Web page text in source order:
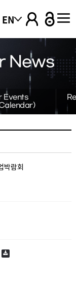
EN
News
Events
박람회